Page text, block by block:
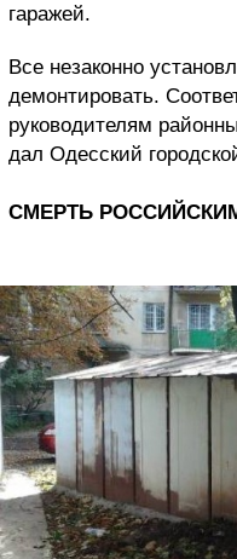
гаражей.
Все незаконно
демонтировать.
руководителям
дал Одесский
СМЕРТЬ